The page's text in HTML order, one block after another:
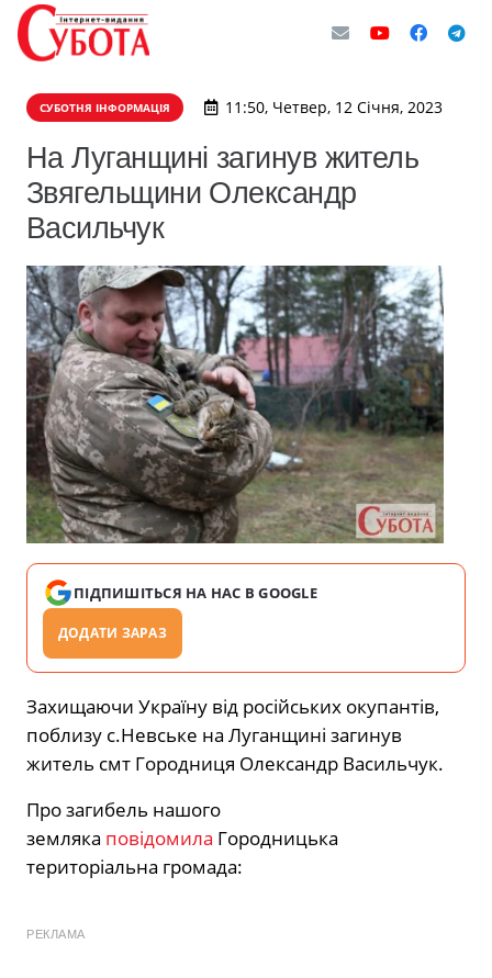
СУБОТНЯ ІНФОРМАЦІЯ 11:50, Четвер, 12 Січня, 2023
На Луганщині загинув житель
Звягельщини Олександр
Васильчук
ПІДПИШІТЬСЯ НА НАС В GOOGLE
ДОДАТИ ЗАРАЗ
Захищаючи Україну від російських окупантів,
поблизу с.Невське на Луганщині загинув
житель смт Городниця Олександр Васильчук.
Про загибель нашого
земляка повідомила Городницька
територіальна громада:
РЕКЛАМА